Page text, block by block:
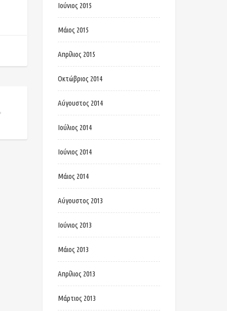
Ιούνιος 2015
Μάιος 2015
Απρίλιος 2015
Οκτώβριος 2014
Αύγουστος 2014
Ιούλιος 2014
Ιούνιος 2014
Μάιος 2014
Αύγουστος 2013
Ιούνιος 2013
Μάιος 2013
Απρίλιος 2013
Μάρτιος 2013